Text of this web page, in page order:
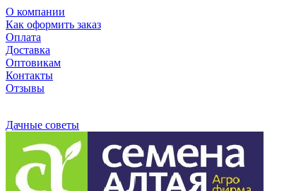
О компании
Как оформить заказ
Оплата
Доставка
Оптовикам
Контакты
Отзывы
Дачные советы